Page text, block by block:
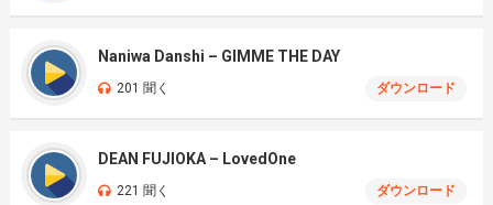
Naniwa Danshi – GIMME THE DAY
201 聞く ダウンロード
DEAN FUJIOKA – LovedOne
221 聞く ダウンロード